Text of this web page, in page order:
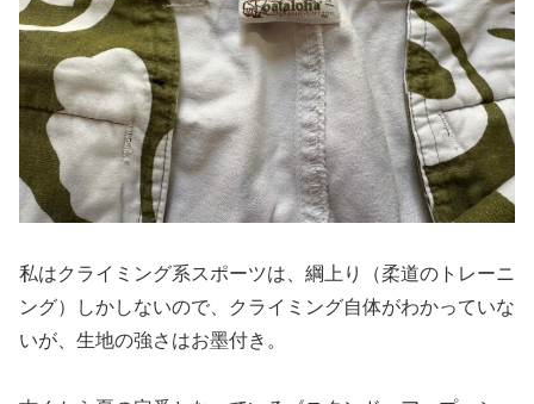
私はクライミング系スポーツは、綱上り（柔道のトレーニ
ング）しかしないので、クライミング自体がわかっていな
いが、生地の強さはお墨付き。